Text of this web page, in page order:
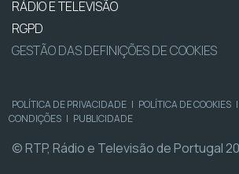
RÁDIO E TELEVISÃO
RGPD
GESTÃO DAS DEFINIÇÕES DE COOKIES
POLÍTICA DE PRIVACIDADE | POLÍTICA DE COOKIES |
CONDIÇÕES | PUBLICIDADE
© RTP, Rádio e Televisão de Portugal